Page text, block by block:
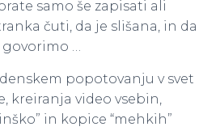
samo še zapisati ali
čuti, da je slišana, in da
govorimo …
popotovanju v svet
kreiranja video vsebin,
in kopice “mehkih”